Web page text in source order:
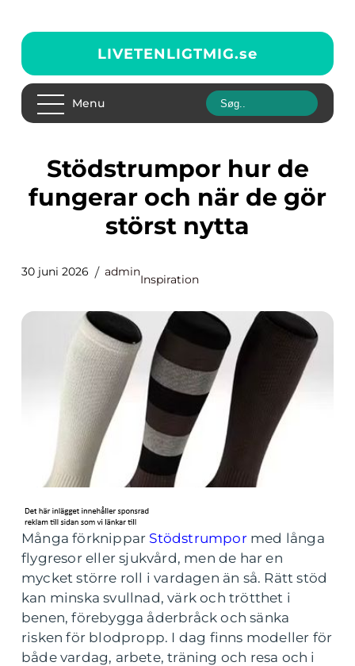
LIVETENLIGTMIG.se
Menu
Stödstrumpor hur de
fungerar och när de gör
störst nytta
30 juni 2026 admin
Inspiration
Många förknippar Stödstrumpormed långa
flygresor eller sjukvård, men de har en
mycket större roll i vardagen än så. Rätt stöd
kan minska svullnad, värk och trötthet i
benen, förebygga åderbråck och sänka
risken för blodpropp. I dag finns modeller för
både vardag, arbete, träning och resa och i